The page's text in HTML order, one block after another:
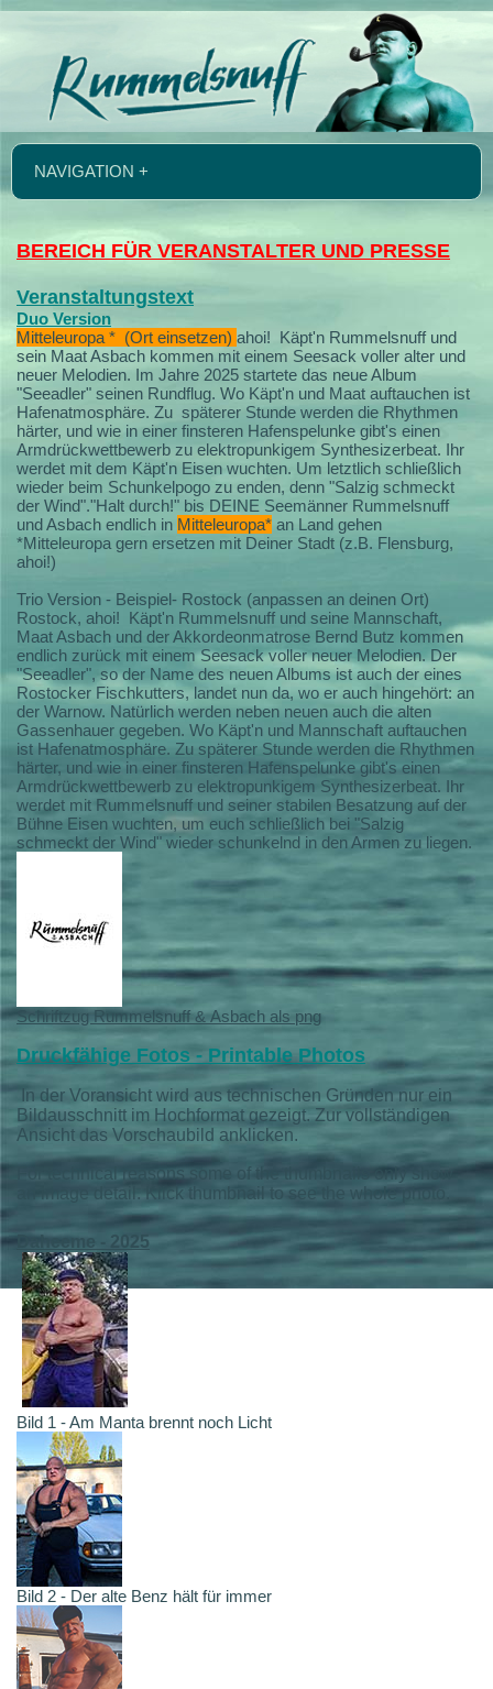
NAVIGATION +
BEREICH FÜR VERANSTALTER UND PRESSE
Veranstaltungstext
Duo Version
Mitteleuropa * (Ort einsetzen) ahoi! Käpt'n Rummelsnuff und
sein Maat Asbach kommen mit einem Seesack voller alter und
neuer Melodien. Im Jahre 2025 startete das neue Album
"Seeadler" seinen Rundflug. Wo Käpt'n und Maat auftauchen ist
Hafenatmosphäre. Zu späterer Stunde werden die Rhythmen
härter, und wie in einer finsteren Hafenspelunke gibt's einen
Armdrückwettbewerb zu elektropunkigem Synthesizerbeat. Ihr
werdet mit dem Käpt'n Eisen wuchten. Um letztlich schließlich
wieder beim Schunkelpogo zu enden, denn "Salzig schmeckt
der Wind"."Halt durch!" bis DEINE Seemänner Rummelsnuff
und Asbach endlich in Mitteleuropa* an Land gehen
*Mitteleuropa gern ersetzen mit Deiner Stadt (z.B. Flensburg,
ahoi!)
Trio Version - Beispiel- Rostock (anpassen an deinen Ort)
Rostock, ahoi! Käpt'n Rummelsnuff und seine Mannschaft,
Maat Asbach und der Akkordeonmatrose Bernd Butz kommen
endlich zurück mit einem Seesack voller neuer Melodien. Der
"Seeadler", so der Name des neuen Albums ist auch der eines
Rostocker Fischkutters, landet nun da, wo er auch hingehört: an
der Warnow. Natürlich werden neben neuen auch die alten
Gassenhauer gegeben. Wo Käpt'n und Mannschaft auftauchen
ist Hafenatmosphäre. Zu späterer Stunde werden die Rhythmen
härter, und wie in einer finsteren Hafenspelunke gibt's einen
Armdrückwettbewerb zu elektropunkigem Synthesizerbeat. Ihr
werdet mit Rummelsnuff und seiner stabilen Besatzung auf der
Bühne Eisen wuchten, um euch schließlich bei "Salzig
schmeckt der Wind" wieder schunkelnd in den Armen zu liegen.
Schriftzug Rummelsnuff & Asbach als png
Druckfähige Fotos - Printable Photos
In der Voransicht wird aus technischen Gründen nur ein
Bildausschnitt im Hochformat gezeigt. Zur vollständigen
Ansicht das Vorschaubild anklicken.
For technical reasons some of the thumbnails only show
an image detail. Klick thumbnail to see the whole photo.
Daheeme - 2025
Bild 1 - Am Manta brennt noch Licht
Bild 2 - Der alte Benz hält für immer